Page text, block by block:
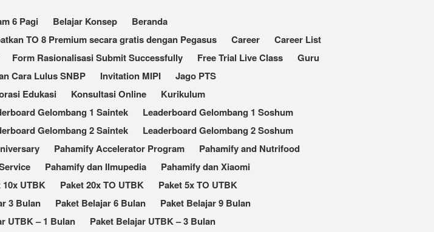
6 Pagi Belajar Konsep
Beranda
TO 8 Premium secara gratis dengan Pegasus Career
Career List
Form Rasionalisasi Submit Successfully Free Trial Live Class
Guru
Cara Lulus SNBP Invitation MIPI
Jago PTS
Edukasi Konsultasi Online
Kurikulum
Gelombang 1 Saintek
Leaderboard Gelombang 1 Soshum
Gelombang 2 Saintek
Leaderboard Gelombang 2 Soshum
Pahamify Accelerator Program
Pahamify and Nutrifood
Pahamify dan Ilmupedia
Pahamify dan Xiaomi
10x UTBK Paket 20x TO UTBK
Paket 5x TO UTBK
3 Bulan Paket Belajar 6 Bulan
Paket Belajar 9 Bulan
UTBK – 1 Bulan
Paket Belajar UTBK – 3 Bulan